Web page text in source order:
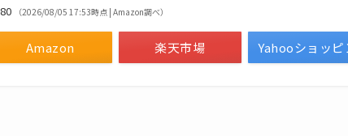
（2026/08/05 17:53時点 | Amazon調べ）
Amazon 楽天市場 Yahooショッピ